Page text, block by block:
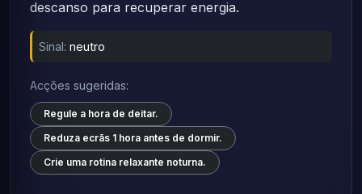
descanso para recuperar energia.
Sinal: neutro
Acções sugeridas:
Regule a hora de deitar.
Reduza ecrãs 1 hora antes de dormir.
Crie uma rotina relaxante noturna.